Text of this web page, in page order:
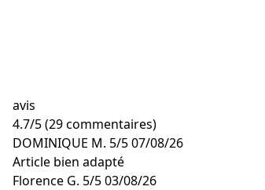
avis
4.7/5(29 commentaires)
DOMINIQUE M. 5/507/08/26
Article bien adapté
Florence G. 5/503/08/26